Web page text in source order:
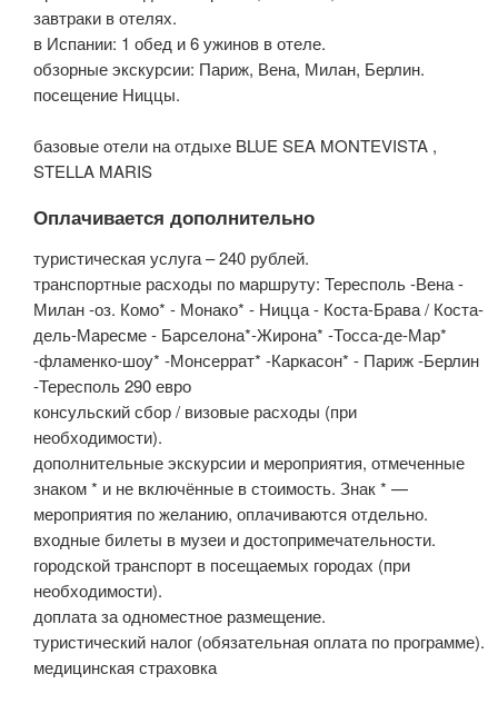
завтраки в отелях.
в Испании: 1 обед и 6 ужинов в отеле.
обзорные экскурсии: Париж, Вена, Милан, Берлин.
посещение Ниццы.
базовые отели на отдыхе BLUE SEA MONTEVISTA ,
STELLA MARIS
Оплачивается дополнительно
туристическая услуга – 240 рублей.
транспортные расходы по маршруту: Тересполь -Вена -
Милан -оз. Комо* - Монако* - Ницца - Коста-Брава / Коста-
дель-Маресме - Барселона*-Жирона* -Тосса-де-Мар*
-фламенко-шоу* -Монсеррат* -Каркасон* - Париж -Берлин
-Тересполь 290 евро
консульский сбор / визовые расходы (при
необходимости).
дополнительные экскурсии и мероприятия, отмеченные
знаком * и не включённые в стоимость. Знак * —
мероприятия по желанию, оплачиваются отдельно.
входные билеты в музеи и достопримечательности.
городской транспорт в посещаемых городах (при
необходимости).
доплата за одноместное размещение.
туристический налог (обязательная оплата по программе).
медицинская страховка